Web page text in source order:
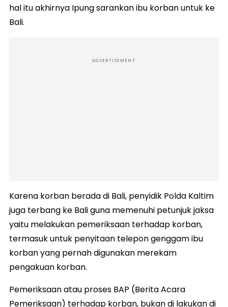
hal itu akhirnya Ipung sarankan ibu korban untuk ke
Bali.
ADVERTISEMENT
Karena korban berada di Bali, penyidik Polda Kaltim
juga terbang ke Bali guna memenuhi petunjuk jaksa
yaitu melakukan pemeriksaan terhadap korban,
termasuk untuk penyitaan telepon genggam ibu
korban yang pernah digunakan merekam
pengakuan korban.
Pemeriksaan atau proses BAP (Berita Acara
Pemeriksaan) terhadap korban, bukan di lakukan di